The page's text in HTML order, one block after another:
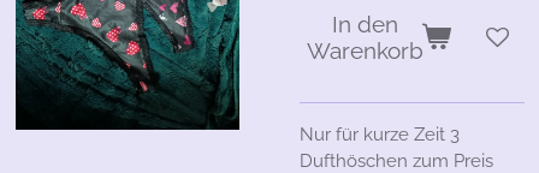
In den
Warenkorb
Nur für kurze Zeit 3
Dufthöschen zum Preis